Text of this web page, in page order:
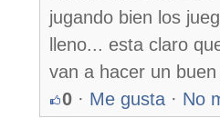
jugando bien los
lleno... esta claro
van a hacer un
0 · Me gusta · No